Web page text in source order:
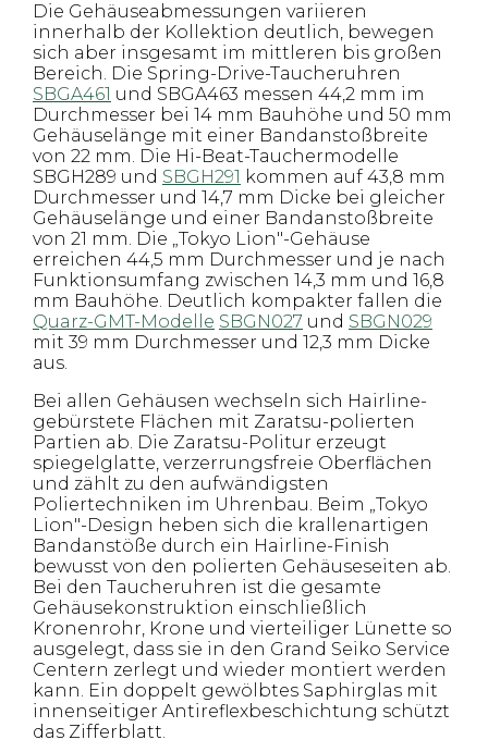
Die Gehäuseabmessungen variieren
innerhalb der Kollektion deutlich, bewegen
sich aber insgesamt im mittleren bis großen
Bereich. Die Spring-Drive-Taucheruhren
SBGA461 und SBGA463 messen 44,2 mm im
Durchmesser bei 14 mm Bauhöhe und 50 mm
Gehäuselänge mit einer Bandanstoßbreite
von 22 mm. Die Hi-Beat-Tauchermodelle
SBGH289 und SBGH291 kommen auf 43,8 mm
Durchmesser und 14,7 mm Dicke bei gleicher
Gehäuselänge und einer Bandanstoßbreite
von 21 mm. Die „Tokyo Lion"-Gehäuse
erreichen 44,5 mm Durchmesser und je nach
Funktionsumfang zwischen 14,3 mm und 16,8
mm Bauhöhe. Deutlich kompakter fallen die
Quarz-GMT-Modelle SBGN027 und SBGN029
mit 39 mm Durchmesser und 12,3 mm Dicke
aus.
Bei allen Gehäusen wechseln sich Hairline-
gebürstete Flächen mit Zaratsu-polierten
Partien ab. Die Zaratsu-Politur erzeugt
spiegelglatte, verzerrungsfreie Oberflächen
und zählt zu den aufwändigsten
Poliertechniken im Uhrenbau. Beim „Tokyo
Lion"-Design heben sich die krallenartigen
Bandanstöße durch ein Hairline-Finish
bewusst von den polierten Gehäuseseiten ab.
Bei den Taucheruhren ist die gesamte
Gehäusekonstruktion einschließlich
Kronenrohr, Krone und vierteiliger Lünette so
ausgelegt, dass sie in den Grand Seiko Service
Centern zerlegt und wieder montiert werden
kann. Ein doppelt gewölbtes Saphirglas mit
innenseitiger Antireflexbeschichtung schützt
das Zifferblatt.